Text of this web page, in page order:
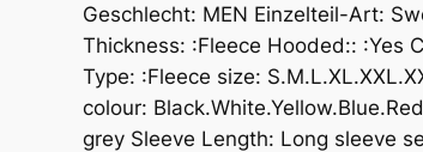
Geschlecht: MEN Einzelteil-Art:
Thickness: :Fleece Hooded:: :Yes
Type: :Fleece size:
colour:
grey Sleeve Length: Long sleeve